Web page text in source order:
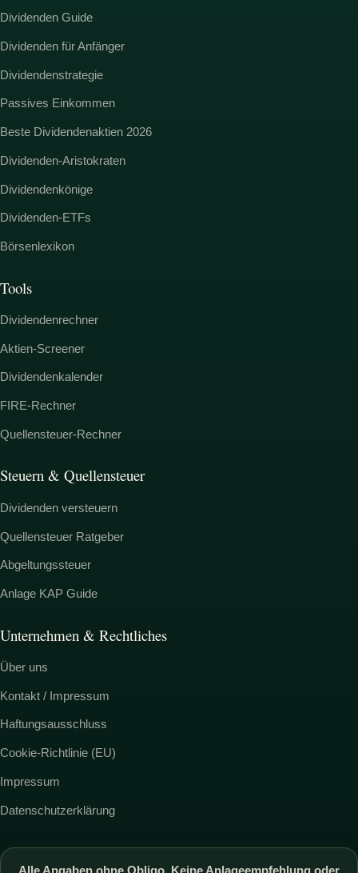
Dividenden Guide
Dividenden für Anfänger
Dividendenstrategie
Passives Einkommen
Beste Dividendenaktien 2026
Dividenden-Aristokraten
Dividendenkönige
Dividenden-ETFs
Börsenlexikon
Tools
Dividendenrechner
Aktien-Screener
Dividendenkalender
FIRE-Rechner
Quellensteuer-Rechner
Steuern & Quellensteuer
Dividenden versteuern
Quellensteuer Ratgeber
Abgeltungssteuer
Anlage KAP Guide
Unternehmen & Rechtliches
Über uns
Kontakt / Impressum
Haftungsausschluss
Cookie-Richtlinie (EU)
Impressum
Datenschutzerklärung
Alle Angaben ohne Obligo. Keine Anlageempfehlung oder